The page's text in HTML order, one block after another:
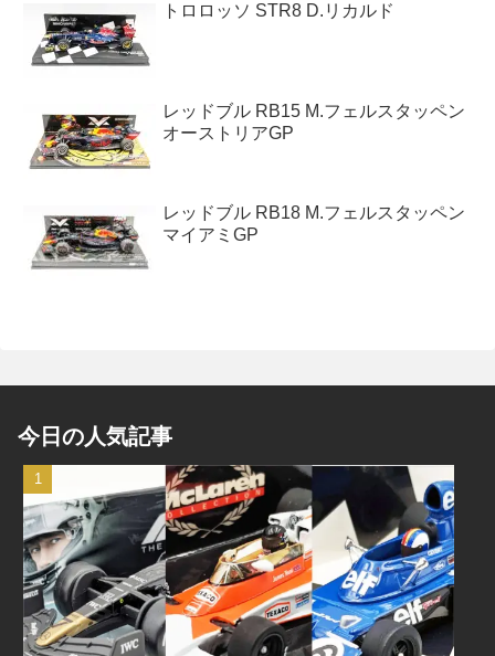
トロロッソ STR8 D.リカルド
レッドブル RB15 M.フェルスタッペン
オーストリアGP
レッドブル RB18 M.フェルスタッペン
マイアミGP
今日の人気記事